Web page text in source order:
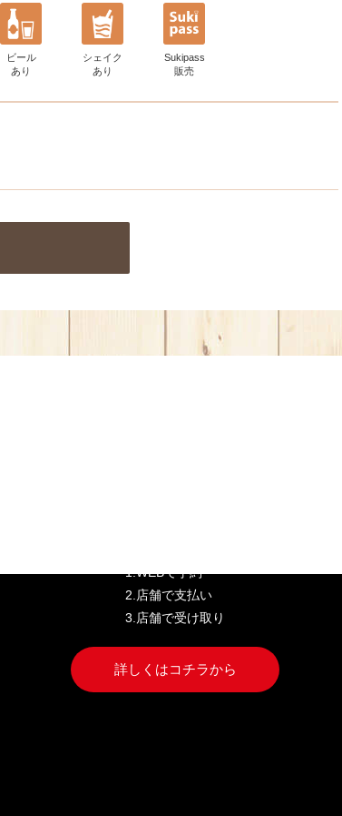
ビール
あり
シェイク
あり
Sukipass
販売
1.WEBで予約
2.店舗で支払い
3.店舗で受け取り
詳しくはコチラから